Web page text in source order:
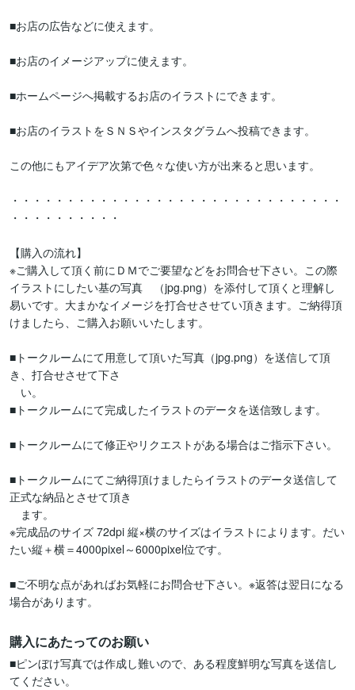
■お店の広告などに使えます。
■お店のイメージアップに使えます。
■ホームページへ掲載するお店のイラストにできます。
■お店のイラストをＳＮＳやインスタグラムへ投稿できます。
この他にもアイデア次第で色々な使い方が出来ると思います。
・・・・・・・・・・・・・・・・・・・・・・・・・・・・・・
・・・・・・・・・・
【購入の流れ】
※ご購入して頂く前にＤＭでご要望などをお問合せ下さい。この際
イラストにしたい基の写真　（jpg.png）を添付して頂くと理解し
易いです。大まかなイメージを打合せさせてい頂きます。ご納得頂
けましたら、ご購入お願いいたします。
■トークルームにて用意して頂いた写真（jpg.png）を送信して頂
き、打合せさせて下さ
い。
■トークルームにて完成したイラストのデータを送信致します。
■トークルームにて修正やリクエストがある場合はご指示下さい。
■トークルームにてご納得頂けましたらイラストのデータ送信して
正式な納品とさせて頂き
ます。
※完成品のサイズ 72dpi 縦×横のサイズはイラストによります。だい
たい縦＋横＝4000pixel～6000pixel位です。
■ご不明な点があればお気軽にお問合せ下さい。※返答は翌日になる
場合があります。
購入にあたってのお願い
■ピンぼけ写真では作成し難いので、ある程度鮮明な写真を送信し
てください。